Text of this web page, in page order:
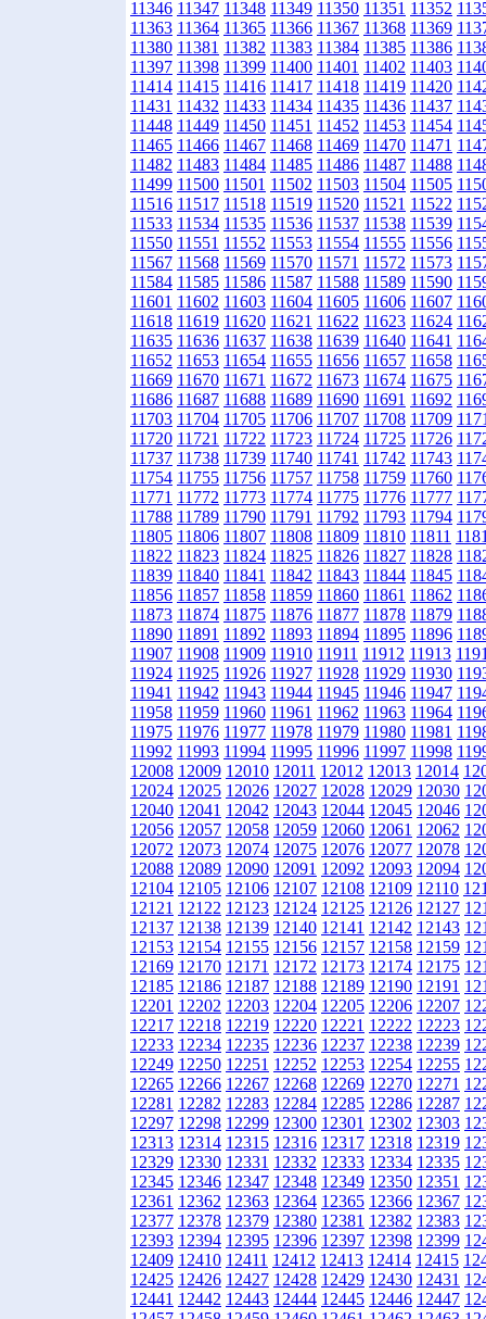
11346 11347 11348 11349 11350 11351 11352
11363 11364 11365 11366 11367 11368 11369
11380 11381 11382 11383 11384 11385 11386
11397 11398 11399 11400 11401 11402 11403
11414 11415 11416 11417 11418 11419 11420
11431 11432 11433 11434 11435 11436 11437
11448 11449 11450 11451 11452 11453 11454
11465 11466 11467 11468 11469 11470 11471
11482 11483 11484 11485 11486 11487 11488
11499 11500 11501 11502 11503 11504 11505
11516 11517 11518 11519 11520 11521 11522
11533 11534 11535 11536 11537 11538 11539
11550 11551 11552 11553 11554 11555 11556
11567 11568 11569 11570 11571 11572 11573
11584 11585 11586 11587 11588 11589 11590
11601 11602 11603 11604 11605 11606 11607
11618 11619 11620 11621 11622 11623 11624
11635 11636 11637 11638 11639 11640 11641
11652 11653 11654 11655 11656 11657 11658
11669 11670 11671 11672 11673 11674 11675
11686 11687 11688 11689 11690 11691 11692
11703 11704 11705 11706 11707 11708 11709
11720 11721 11722 11723 11724 11725 11726
11737 11738 11739 11740 11741 11742 11743
11754 11755 11756 11757 11758 11759 11760
11771 11772 11773 11774 11775 11776 11777
11788 11789 11790 11791 11792 11793 11794
11805 11806 11807 11808 11809 11810 11811
11822 11823 11824 11825 11826 11827 11828
11839 11840 11841 11842 11843 11844 11845
11856 11857 11858 11859 11860 11861 11862
11873 11874 11875 11876 11877 11878 11879
11890 11891 11892 11893 11894 11895 11896
11907 11908 11909 11910 11911 11912 11913
11924 11925 11926 11927 11928 11929 11930
11941 11942 11943 11944 11945 11946 11947
11958 11959 11960 11961 11962 11963 11964
11975 11976 11977 11978 11979 11980 11981
11992 11993 11994 11995 11996 11997 11998
12008 12009 12010 12011 12012 12013 12014
12024 12025 12026 12027 12028 12029 12030
12040 12041 12042 12043 12044 12045 12046
12056 12057 12058 12059 12060 12061 12062
12072 12073 12074 12075 12076 12077 12078
12088 12089 12090 12091 12092 12093 12094
12104 12105 12106 12107 12108 12109 12110
12121 12122 12123 12124 12125 12126 12127
12137 12138 12139 12140 12141 12142 12143
12153 12154 12155 12156 12157 12158 12159
12169 12170 12171 12172 12173 12174 12175
12185 12186 12187 12188 12189 12190 12191
12201 12202 12203 12204 12205 12206 12207
12217 12218 12219 12220 12221 12222 12223
12233 12234 12235 12236 12237 12238 12239
12249 12250 12251 12252 12253 12254 12255
12265 12266 12267 12268 12269 12270 12271
12281 12282 12283 12284 12285 12286 12287
12297 12298 12299 12300 12301 12302 12303
12313 12314 12315 12316 12317 12318 12319
12329 12330 12331 12332 12333 12334 12335
12345 12346 12347 12348 12349 12350 12351
12361 12362 12363 12364 12365 12366 12367
12377 12378 12379 12380 12381 12382 12383
12393 12394 12395 12396 12397 12398 12399
12409 12410 12411 12412 12413 12414 12415
12425 12426 12427 12428 12429 12430 12431
12441 12442 12443 12444 12445 12446 12447